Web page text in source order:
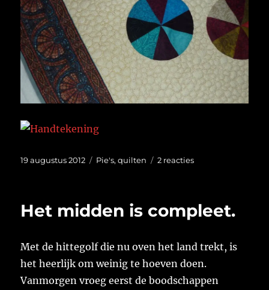
Geplaatst
19 augustus 2012 Categorieën
Pie's,quilten 2 reactiesop
Het midden is compleet.
Met de hittegolf die nu oven het land trekt, is
het heerlijk om weinig te hoeven doen.
Vanmorgen vroeg eerst de boodschappen